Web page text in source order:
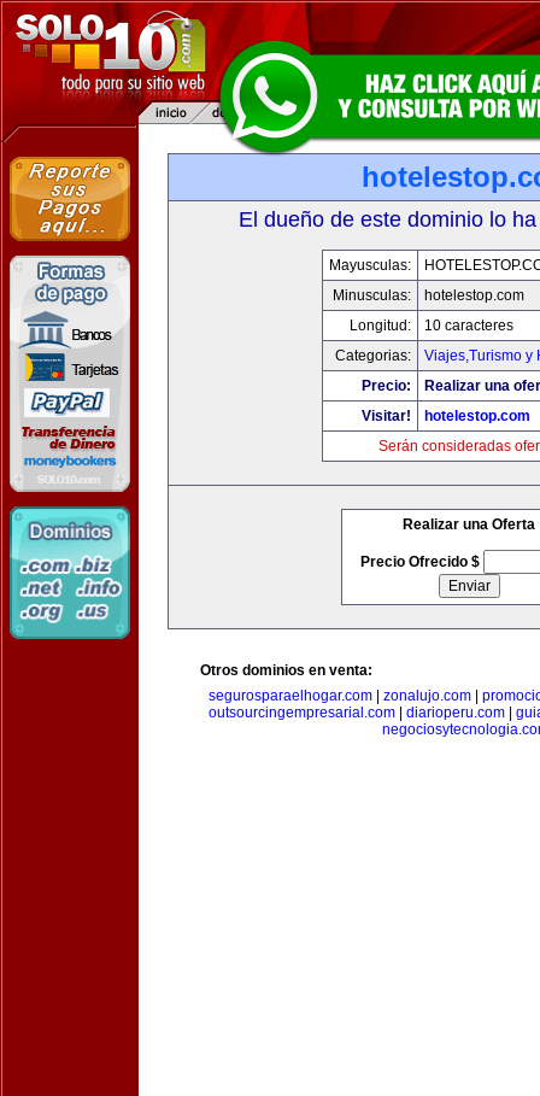
El dueño de este dominio lo
Mayusculas:
Minusculas:
hotelestop.com
Longitud:
10 caracteres
Categorias:
Viajes,Turismo y
Precio:
Realizar una
Visitar!
hotelestop.com
Serán consideradas
Realizar una Oferta
Precio Ofrecido $
Otros dominios en venta:
segurosparaelhogar.com| zonalujo.com|
outsourcingempresarial.com| diarioperu.com|